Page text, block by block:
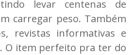
levar centenas de
carregar peso. Também
revistas informativas e
O item perfeito pra ter do